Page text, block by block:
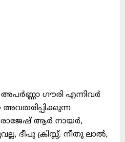
ഗൗരി എന്നിവർ
രാജേഷ് ആർ നായർ,
ദീപു ക്രിസ്സ്, നീതു ലാൽ,